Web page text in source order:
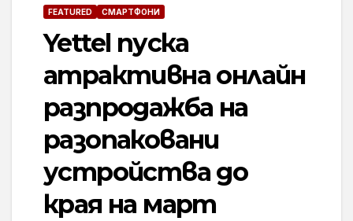
FEATURED СМАРТФОНИ
Yettel пуска
атрактивна онлайн
разпродажба на
разопаковани
устройства до
края на март